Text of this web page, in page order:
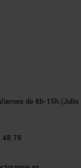
de 8h-15h (Julio
48 78